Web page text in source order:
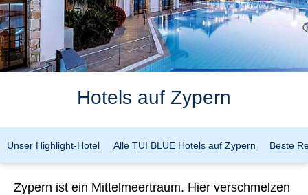
Hotels auf Zypern
Unser Highlight-Hotel Alle TUI BLUE Hotels auf Zypern Beste
Zypern ist ein Mittelmeertraum. Hier verschmelzen